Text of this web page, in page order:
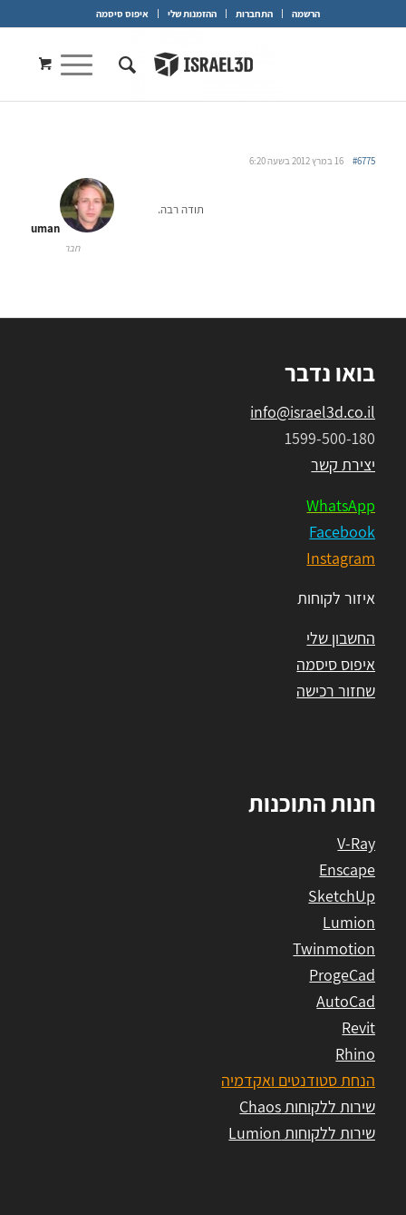
הרשמה התחברות ההזמנות שלי איפוס סיסמה
16 במרץ 2012 בשעה 6:20 #6775
uman
חבר
תודה רבה.
בואו נדבר
info@israel3d.co.il
1599-500-180
יצירת קשר
WhatsApp
Facebook
Instagram
איזור לקוחות
החשבון שלי
איפוס סיסמה
שחזור רכישה
חנות התוכנות
V-Ray
Enscape
SketchUp
Lumion
Twinmotion
ProgeCad
AutoCad
Revit
Rhino
הנחת סטודנטים ואקדמיה
שירות ללקוחות Chaos
שירות ללקוחות Lumion